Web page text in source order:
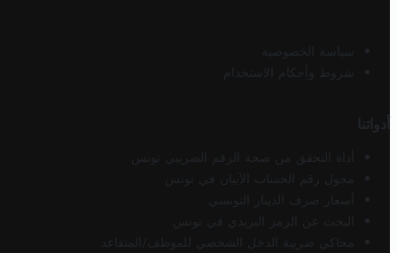
سياسة الخصوصية
شروط وأحكام الاستخدام
أدواتنا
أداة التحقق من صحة الرقم الضريبي تونس
محول رقم الحساب الآيبان في تونس
أسعار صرف الدينار التونسي
البحث عن الرمز البريدي في تونس
محاكي ضريبة الدخل الشخصي للموظف/المتقاعد